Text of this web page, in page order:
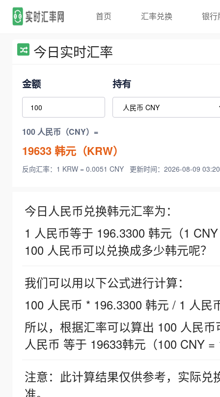
首页 汇率兑换 银行
今日实时汇率
金额 持有
100 人民币（CNY）=
19633韩元（KRW）
反向汇率：1 KRW = 0.0051 CNY 更新时间：2026-08-09
今日人民币兑换韩元汇率为：
1 人民币等于 196.3300 韩元（1
100 人民币可以兑换成多少韩元呢？
我们可以用以下公式进行计算：
100 人民币 * 196.3300 韩元 / 1 人民
所以，根据汇率可以算出 100 人民
人民币 等于 19633韩元（100 CNY =
注意：此计算结果仅供参考，实际